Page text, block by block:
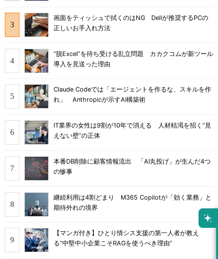
画面をティッシュで拭くのはNG Dellが推奨するPCの
正しいお手入れ方法
“脱Excel”を待ち受ける乱立問題 カカクコムが新ツール
導入を見送った理由
Claude Codeでは「エージェントを作るな、スキルを作
れ」 Anthropicが示すAI構築術
IT業界の女性は9割が10年で消える 人材枯渇を招く“見
えない壁”の正体
本番DB削除に顧客情報流出 「AI丸投げ」が生んだ4つ
の惨事
継続利用は4割どまり M365 Copilotが「効く業務」と
期待外れの境界
【マンガ付き】ひとり情シス支援の第一人者が教え
る”中堅中小企業こそRAGを使うべき理由”